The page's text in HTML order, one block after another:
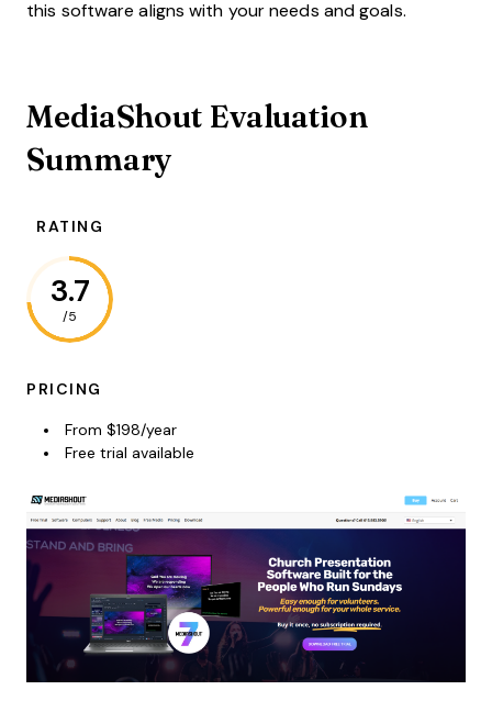
this software aligns with your needs and goals.
MediaShout Evaluation
Summary
RATING
3.7
/5
PRICING
From $198/year
Free trial available